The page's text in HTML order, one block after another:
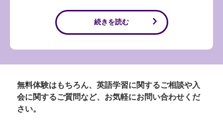
続きを読む
無料体験はもちろん、英語学習に関するご相談や入
会に関するご質問など、お気軽にお問い合わせくだ
さい。